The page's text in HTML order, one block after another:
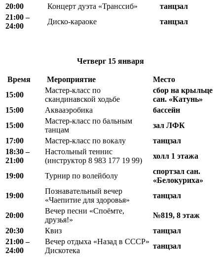
20:00 Концерт дуэта «Транссиб»
танцзал
21:00 –
24:00
Диско-караоке танцзал
Четверг 15 января
Время Мероприятие
Место
15:00
Мастер-класс по
скандинавской ходьбе
сбор на крыльце
сан. «Катунь»
15:00
Аквааэробика
бассейн
15:00
Мастер-класс по бальным
танцам
зал ЛФК
17:00
Мастер-класс по вокалу
танцзал
18:30 –
21:00
Настольный теннис
(инструктор 8 983 177 19 99)
холл 1 этажа
19:00 Турнир по волейболу
спортзал сан.
«Белокуриха»
19:00
Познавательный вечер
«Чаепитие для здоровья»
танцзал
20:00
Вечер песни «Споёмте,
друзья!»
№819, 8 этаж
20:30
Квиз
танцзал
21:00 –
24:00
Вечер отдыха «Назад в СССР»
Дискотека
танцзал